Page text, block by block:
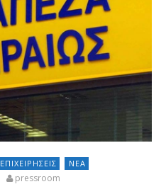
ΕΠΙΧΕΙΡΉΣΕΙΣ
ΝΈΑ
pressroom